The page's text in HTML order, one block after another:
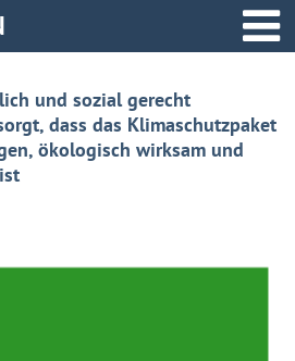
und sozial gerecht
dass das Klimaschutzpaket
ökologisch wirksam und